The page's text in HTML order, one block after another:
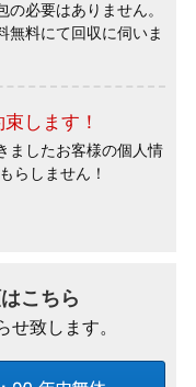
必要はありません。
無料にて回収に伺いま
します！
ましたお客様の個人情
らしません！
こちら
せ致します。